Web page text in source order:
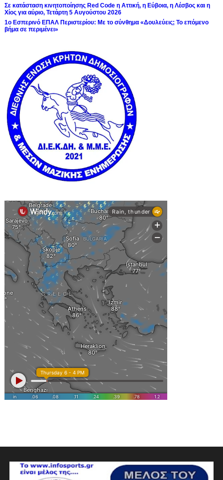
Σε κατάσταση κινητοποίησης Red Code η Αττική, η Εύβοια, η Λέσβος και η
Χίος για αύριο, Τετάρτη 5 Αυγούστου 2026
1ο Εσπερινό ΕΠΑΛ Περιστερίου: Με το σύνθημα «Δουλεύεις; Το επόμενο
βήμα σε περιμένει»